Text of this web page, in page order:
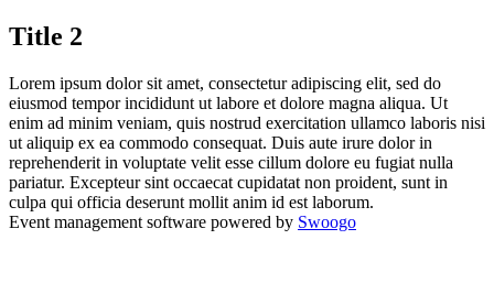
Title 2
Lorem ipsum dolor sit amet, consectetur adipiscing elit, sed do
eiusmod tempor incididunt ut labore et dolore magna aliqua. Ut
enim ad minim veniam, quis nostrud exercitation ullamco laboris nisi
ut aliquip ex ea commodo consequat. Duis aute irure dolor in
reprehenderit in voluptate velit esse cillum dolore eu fugiat nulla
pariatur. Excepteur sint occaecat cupidatat non proident, sunt in
culpa qui officia deserunt mollit anim id est laborum.
Event management software powered by Swoogo